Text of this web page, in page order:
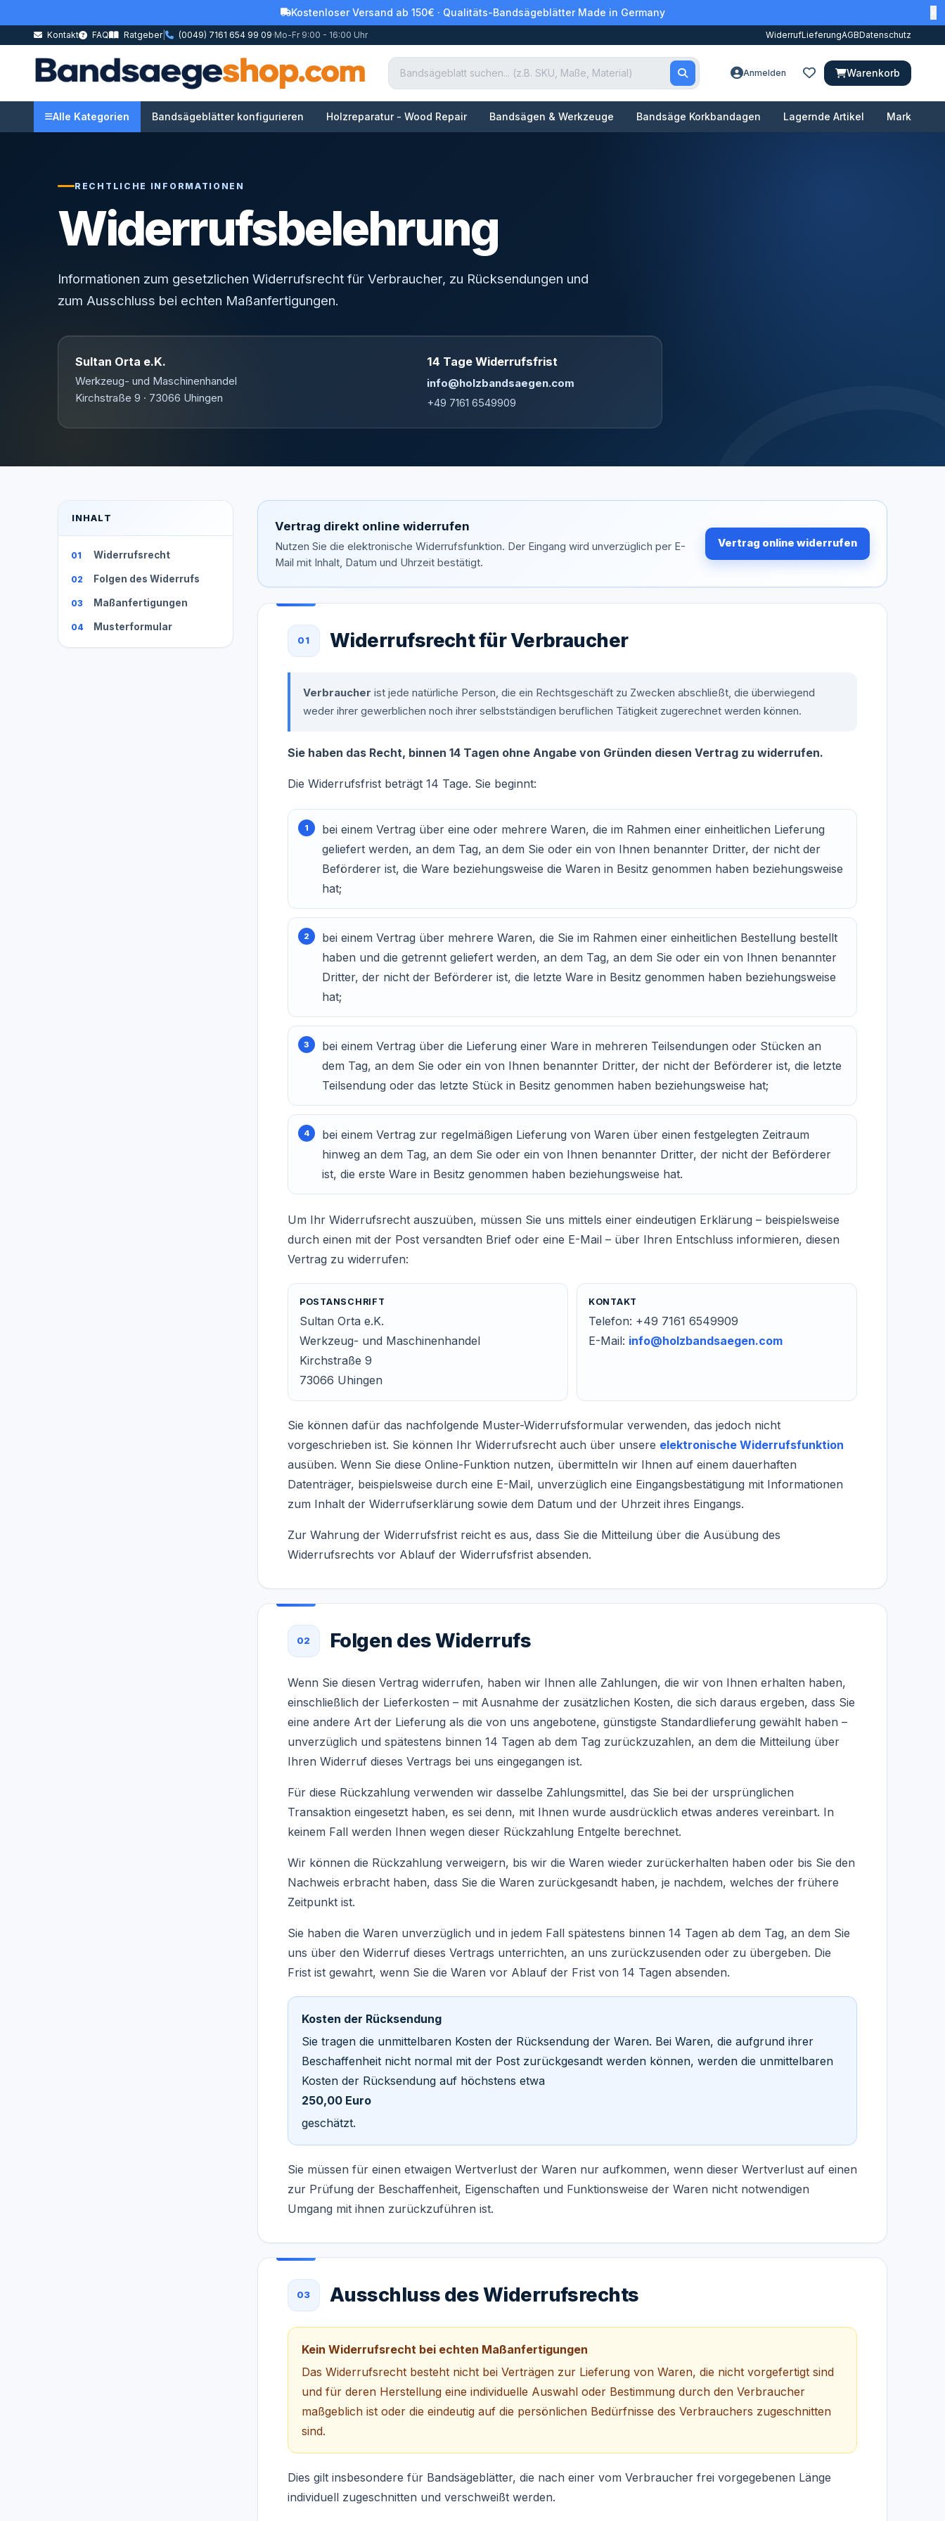
Kostenloser Versand ab 150€ · Qualitäts-Bandsägeblätter Made in Germany
Kontakt FAQ Ratgeber| (0049) 7161 654 99 09·Mo-Fr 9:00 - 16:00 Uhr WiderrufLieferungAGBDatenschutz
Anmelden Warenkorb
Alle Kategorien Bandsägeblätter konfigurieren Holzreparatur - Wood Repair Bandsägen & Werkzeuge Bandsäge Korkbandagen Lagernde Artikel Marken
RECHTLICHE INFORMATIONEN
Widerrufsbelehrung
Informationen zum gesetzlichen Widerrufsrecht für Verbraucher, zu Rücksendungen und
zum Ausschluss bei echten Maßanfertigungen.
Sultan Orta e.K.
Werkzeug- und Maschinenhandel
Kirchstraße 9 · 73066 Uhingen
14 Tage Widerrufsfrist
info@holzbandsaegen.com
+49 7161 6549909
INHALT
Widerrufsrecht
Folgen des Widerrufs
Maßanfertigungen
Musterformular
Vertrag direkt online widerrufen
Nutzen Sie die elektronische Widerrufsfunktion. Der Eingang wird unverzüglich per E-
Mail mit Inhalt, Datum und Uhrzeit bestätigt.
Vertrag online widerrufen
01 Widerrufsrecht für Verbraucher
Verbraucher ist jede natürliche Person, die ein Rechtsgeschäft zu Zwecken abschließt, die überwiegend
weder ihrer gewerblichen noch ihrer selbstständigen beruflichen Tätigkeit zugerechnet werden können.
Sie haben das Recht, binnen 14 Tagen ohne Angabe von Gründen diesen Vertrag zu widerrufen.
Die Widerrufsfrist beträgt 14 Tage. Sie beginnt:
bei einem Vertrag über eine oder mehrere Waren, die im Rahmen einer einheitlichen Lieferung
geliefert werden, an dem Tag, an dem Sie oder ein von Ihnen benannter Dritter, der nicht der
Beförderer ist, die Ware beziehungsweise die Waren in Besitz genommen haben beziehungsweise
hat;
bei einem Vertrag über mehrere Waren, die Sie im Rahmen einer einheitlichen Bestellung bestellt
haben und die getrennt geliefert werden, an dem Tag, an dem Sie oder ein von Ihnen benannter
Dritter, der nicht der Beförderer ist, die letzte Ware in Besitz genommen haben beziehungsweise
hat;
bei einem Vertrag über die Lieferung einer Ware in mehreren Teilsendungen oder Stücken an
dem Tag, an dem Sie oder ein von Ihnen benannter Dritter, der nicht der Beförderer ist, die letzte
Teilsendung oder das letzte Stück in Besitz genommen haben beziehungsweise hat;
bei einem Vertrag zur regelmäßigen Lieferung von Waren über einen festgelegten Zeitraum
hinweg an dem Tag, an dem Sie oder ein von Ihnen benannter Dritter, der nicht der Beförderer
ist, die erste Ware in Besitz genommen haben beziehungsweise hat.
Um Ihr Widerrufsrecht auszuüben, müssen Sie uns mittels einer eindeutigen Erklärung – beispielsweise
durch einen mit der Post versandten Brief oder eine E-Mail – über Ihren Entschluss informieren, diesen
Vertrag zu widerrufen:
POSTANSCHRIFT
Sultan Orta e.K.
Werkzeug- und Maschinenhandel
Kirchstraße 9
73066 Uhingen
KONTAKT
Telefon: +49 7161 6549909
E-Mail: info@holzbandsaegen.com
Sie können dafür das nachfolgende Muster-Widerrufsformular verwenden, das jedoch nicht
vorgeschrieben ist. Sie können Ihr Widerrufsrecht auch über unsere elektronische Widerrufsfunktion
ausüben. Wenn Sie diese Online-Funktion nutzen, übermitteln wir Ihnen auf einem dauerhaften
Datenträger, beispielsweise durch eine E-Mail, unverzüglich eine Eingangsbestätigung mit Informationen
zum Inhalt der Widerrufserklärung sowie dem Datum und der Uhrzeit ihres Eingangs.
Zur Wahrung der Widerrufsfrist reicht es aus, dass Sie die Mitteilung über die Ausübung des
Widerrufsrechts vor Ablauf der Widerrufsfrist absenden.
02 Folgen des Widerrufs
Wenn Sie diesen Vertrag widerrufen, haben wir Ihnen alle Zahlungen, die wir von Ihnen erhalten haben,
einschließlich der Lieferkosten – mit Ausnahme der zusätzlichen Kosten, die sich daraus ergeben, dass Sie
eine andere Art der Lieferung als die von uns angebotene, günstigste Standardlieferung gewählt haben –
unverzüglich und spätestens binnen 14 Tagen ab dem Tag zurückzuzahlen, an dem die Mitteilung über
Ihren Widerruf dieses Vertrags bei uns eingegangen ist.
Für diese Rückzahlung verwenden wir dasselbe Zahlungsmittel, das Sie bei der ursprünglichen
Transaktion eingesetzt haben, es sei denn, mit Ihnen wurde ausdrücklich etwas anderes vereinbart. In
keinem Fall werden Ihnen wegen dieser Rückzahlung Entgelte berechnet.
Wir können die Rückzahlung verweigern, bis wir die Waren wieder zurückerhalten haben oder bis Sie den
Nachweis erbracht haben, dass Sie die Waren zurückgesandt haben, je nachdem, welches der frühere
Zeitpunkt ist.
Sie haben die Waren unverzüglich und in jedem Fall spätestens binnen 14 Tagen ab dem Tag, an dem Sie
uns über den Widerruf dieses Vertrags unterrichten, an uns zurückzusenden oder zu übergeben. Die
Frist ist gewahrt, wenn Sie die Waren vor Ablauf der Frist von 14 Tagen absenden.
Kosten der Rücksendung
Sie tragen die unmittelbaren Kosten der Rücksendung der Waren. Bei Waren, die aufgrund ihrer
Beschaffenheit nicht normal mit der Post zurückgesandt werden können, werden die unmittelbaren
Kosten der Rücksendung auf höchstens etwa
250,00 Euro
geschätzt.
Sie müssen für einen etwaigen Wertverlust der Waren nur aufkommen, wenn dieser Wertverlust auf einen
zur Prüfung der Beschaffenheit, Eigenschaften und Funktionsweise der Waren nicht notwendigen
Umgang mit ihnen zurückzuführen ist.
03 Ausschluss des Widerrufsrechts
Kein Widerrufsrecht bei echten Maßanfertigungen
Das Widerrufsrecht besteht nicht bei Verträgen zur Lieferung von Waren, die nicht vorgefertigt sind
und für deren Herstellung eine individuelle Auswahl oder Bestimmung durch den Verbraucher
maßgeblich ist oder die eindeutig auf die persönlichen Bedürfnisse des Verbrauchers zugeschnitten
sind.
Dies gilt insbesondere für Bandsägeblätter, die nach einer vom Verbraucher frei vorgegebenen Länge
individuell zugeschnitten und verschweißt werden.